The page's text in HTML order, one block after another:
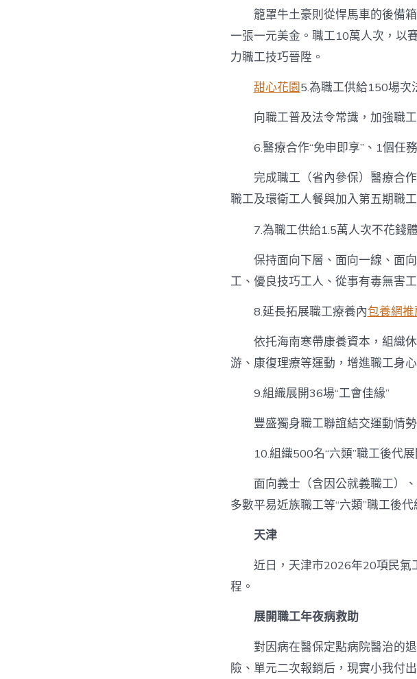
籠罩牛土豪則從悍馬車的後備
一張一元美金。職工10萬人次，以
力職工技巧晉陞。
甜心花園5.為職工供給150場次
向職工普及法令常識，加強職
6.醫療合作“免申即享”、1個任
完成職工（省內參保）醫療合
職工及環衛工人餐與加入第五期職
7.為職工供給1.5萬人次不花錢
保持面向下層、面向一線、面
工、優良技巧工人、從事有毒無害
8.延長拓展職工療養內包養網推
依托海南寒帶康養資本，組織
游、康復理療等運動，增進職工身
9.組織展開36場“工會佳緣”
豐盛獨身職工聯誼結交運動情
10.組織500名“六類”職工後代
面向義士（含因公就義職工）
多數平易近族職工等“六類”職工後
天津
近日，天津市2026年20項民氣
程。
展開職工年夜病救助
對因病在醫保定點病院醫治的
險、單元二次報銷后，現實小我付